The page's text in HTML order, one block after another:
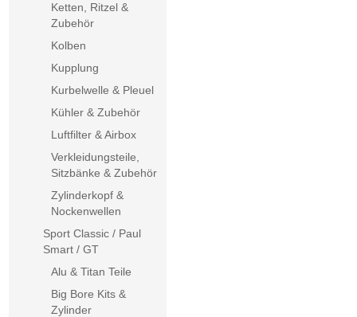
Ketten, Ritzel &
Zubehör
Kolben
Kupplung
Kurbelwelle & Pleuel
Kühler & Zubehör
Luftfilter & Airbox
Verkleidungsteile,
Sitzbänke & Zubehör
Zylinderkopf &
Nockenwellen
Sport Classic / Paul
Smart / GT
Alu & Titan Teile
Big Bore Kits &
Zylinder